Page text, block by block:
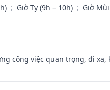
; Giờ Tỵ (9h – 10h) ; Giờ
công việc quan trọng, đi